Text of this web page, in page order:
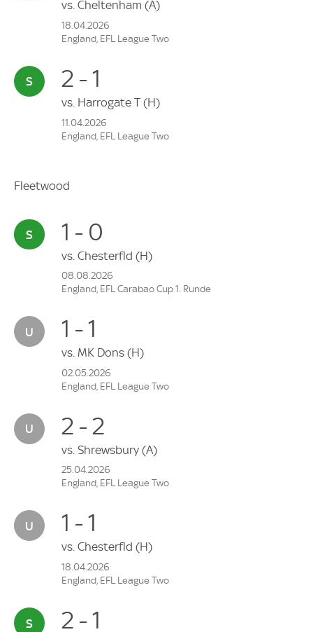
vs. Cheltenham (A)
18.04.2026
England, EFL League Two
2 - 1
vs. Harrogate T (H)
11.04.2026
England, EFL League Two
Fleetwood
1 - 0
vs. Chesterfld (H)
08.08.2026
England, EFL Carabao Cup 1. Runde
1 - 1
vs. MK Dons (H)
02.05.2026
England, EFL League Two
2 - 2
vs. Shrewsbury (A)
25.04.2026
England, EFL League Two
1 - 1
vs. Chesterfld (H)
18.04.2026
England, EFL League Two
2 - 1